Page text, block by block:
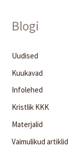
Blogi
Uudised
Kuukavad
Infolehed
Kristlik KKK
Materjalid
Vaimulikud artiklid